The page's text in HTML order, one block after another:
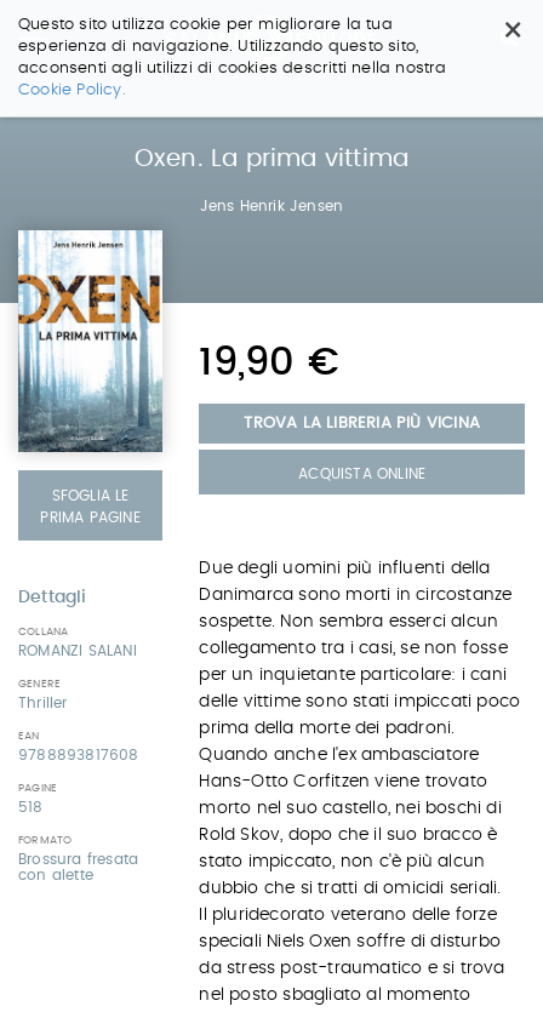
×
Questo sito utilizza cookie per migliorare la tua
esperienza di navigazione. Utilizzando questo sito,
acconsenti agli utilizzi di cookies descritti nella nostra
Cookie Policy.
Salta
Oxen. La prima vittima
Jens Henrik Jensen
SFOGLIA LE
PRIMA PAGINE
Dettagli
COLLANA
ROMANZI SALANI
GENERE
Thriller
EAN
9788893817608
PAGINE
518
FORMATO
Brossura fresata
con alette
19,90 €
TROVA LA LIBRERIA PIÙ VICINA
ACQUISTA ONLINE
Due degli uomini più influenti della
Danimarca sono morti in circostanze
sospette. Non sembra esserci alcun
collegamento tra i casi, se non fosse
per un inquietante particolare: i cani
delle vittime sono stati impiccati poco
prima della morte dei padroni.
Quando anche l'ex ambasciatore
Hans-Otto Corfitzen viene trovato
morto nel suo castello, nei boschi di
Rold Skov, dopo che il suo bracco è
stato impiccato, non c'è più alcun
dubbio che si tratti di omicidi seriali.
Il pluridecorato veterano delle forze
speciali Niels Oxen soffre di disturbo
da stress post-traumatico e si trova
nel posto sbagliato al momento